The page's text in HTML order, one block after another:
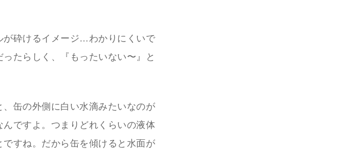
が砕けるイメージ…わかりにくいで
たらしく、『もったいない〜』と
缶の外側に白い水滴みたいなのが
ですよ。つまりどれくらいの液体
すね。だから缶を傾けると水面が